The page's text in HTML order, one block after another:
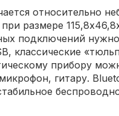
относительно
размере
подключений
классические
прибору
гитару.